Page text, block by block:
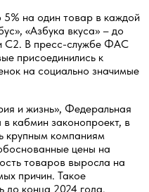
5% на один товар в каждой
«Азбука вкуса» – до
С2. В пресс-службе ФАС
присоединились к
на социально значимые
и жизнь», Федеральная
кабмин законопроект, в
крупным компаниям
цены на
товаров выросла на
причин. Такое
до конца 2024 года.